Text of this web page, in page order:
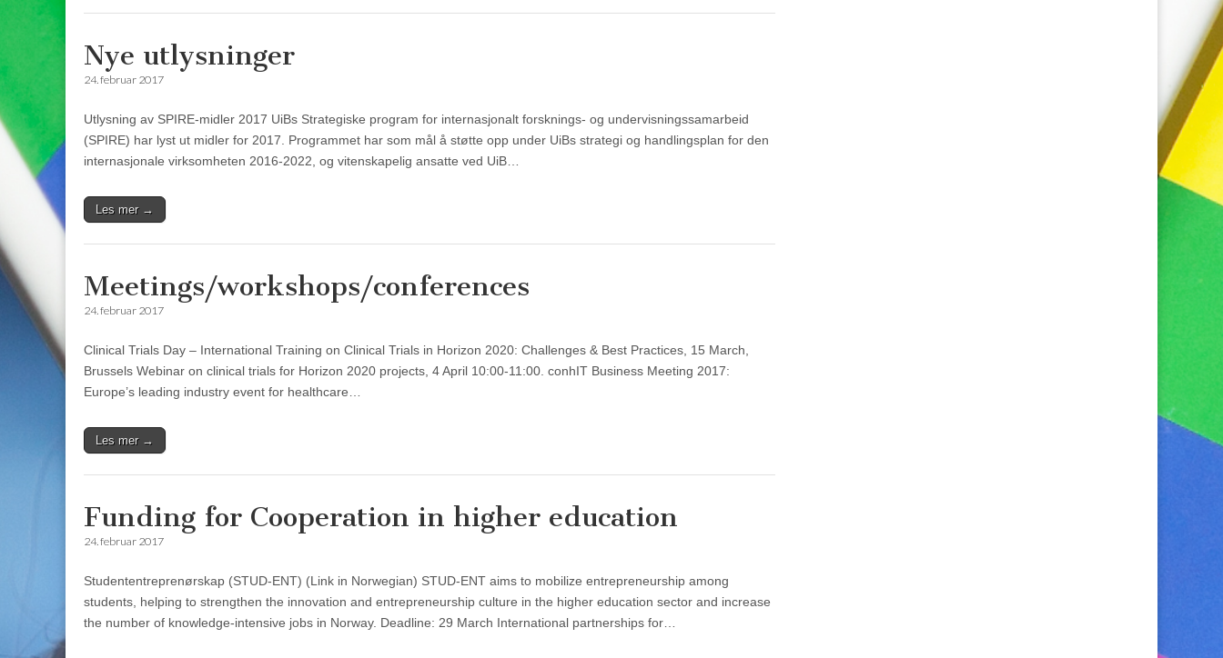
Nye utlysninger
24. februar 2017
Utlysning av SPIRE-midler 2017 UiBs Strategiske program for internasjonalt forsknings- og undervisningssamarbeid
(SPIRE) har lyst ut midler for 2017. Programmet har som mål å støtte opp under UiBs strategi og handlingsplan for den
internasjonale virksomheten 2016-2022, og vitenskapelig ansatte ved UiB…
Les mer →
Meetings/workshops/conferences
24. februar 2017
Clinical Trials Day – International Training on Clinical Trials in Horizon 2020: Challenges & Best Practices, 15 March,
Brussels Webinar on clinical trials for Horizon 2020 projects, 4 April 10:00-11:00. conhIT Business Meeting 2017:
Europe’s leading industry event for healthcare…
Les mer →
Funding for Cooperation in higher education
24. februar 2017
Studententreprenørskap (STUD-ENT) (Link in Norwegian) STUD-ENT aims to mobilize entrepreneurship among
students, helping to strengthen the innovation and entrepreneurship culture in the higher education sector and increase
the number of knowledge-intensive jobs in Norway. Deadline: 29 March International partnerships for…